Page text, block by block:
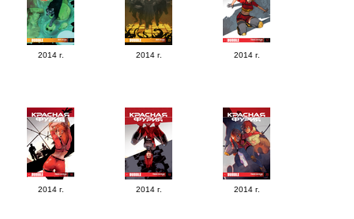
2014 г. 2014 г. 2014 г.
2014 г. 2014 г. 2014 г.